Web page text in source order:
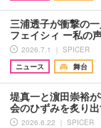
三浦透子が衝撃の
フェイシィ ー私の
2026.7.1 ｜ SPICER
ニュース
舞台
堤真一と濵田崇裕
会のひずみを炙り
2026.6.22 ｜ SPICER